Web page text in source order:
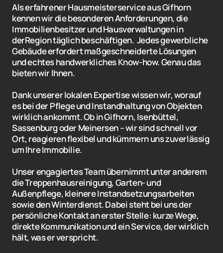
Als erfahrener Hausmeisterservice aus Gifhorn
kennen wir die besonderen Anforderungen, die
Immobilienbesitzer und Hausverwaltungen in
derRegion täglich beschäftigen.  Jedes gewerbliche
Gebäude erfordert maßgeschneiderte Lösungen
und echtes handwerkliches Know-how. Genau das
bieten wir Ihnen.
Dank unserer lokalen Expertise wissen wir, worauf
es bei der Pflege und Instandhaltung von Objekten
wirklich ankommt. Ob in Gifhorn, Isenbüttel,
Sassenburg oder Meinersen – wir sind schnell vor
Ort, reagieren flexibel und kümmern uns zuverlässig
um Ihre Immobilie.
Unser engagiertes Team übernimmt unter anderem
die Treppenhausreinigung, Garten- und
Außenpflege, kleinere Instandsetzungsarbeiten
sowie den Winterdienst. Dabei steht bei uns der
persönliche Kontakt an erster Stelle: kurze Wege,
direkte Kommunikation und ein Service, der wirklich
hält, was er verspricht.